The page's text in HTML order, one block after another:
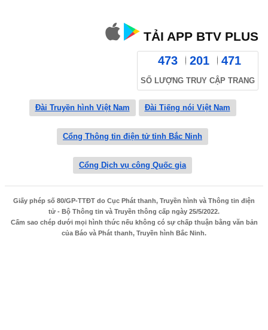
TẢI APP BTV PLUS
473 201 471
SỐ LƯỢNG TRUY CẬP TRANG
Đài Truyền hình Việt Nam Đài Tiếng nói Việt Nam
Cổng Thông tin điện tử tỉnh Bắc Ninh
Cổng Dịch vụ công Quốc gia
Giấy phép số 80/GP-TTĐT do Cục Phát thanh, Truyền hình và Thông tin điện
tử - Bộ Thông tin và Truyền thông cấp ngày 25/5/2022.
Cấm sao chép dưới mọi hình thức nếu không có sự chấp thuận bằng văn bản
của Báo và Phát thanh, Truyền hình Bắc Ninh.